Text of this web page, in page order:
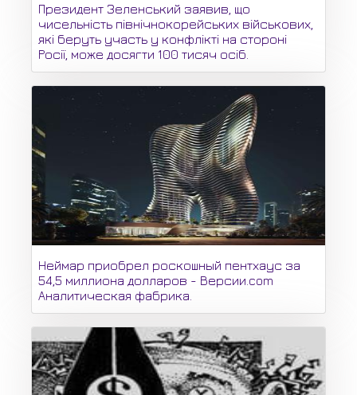
Президент Зеленський заявив, що
чисельність північнокорейських військових,
які беруть участь у конфлікті на стороні
Росії, може досягти 100 тисяч осіб.
Неймар приобрел роскошный пентхаус за
54,5 миллиона долларов - Версии.com
Аналитическая фабрика.